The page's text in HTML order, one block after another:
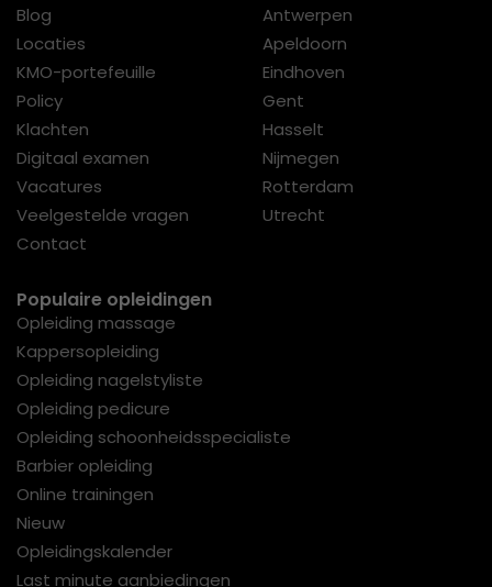
Blog
Locaties
KMO-portefeuille
Policy
Klachten
Digitaal examen
Vacatures
Veelgestelde vragen
Contact
Antwerpen
Apeldoorn
Eindhoven
Gent
Hasselt
Nijmegen
Rotterdam
Utrecht
Populaire opleidingen
Opleiding massage
Kappersopleiding
Opleiding nagelstyliste
Opleiding pedicure
Opleiding schoonheidsspecialiste
Barbier opleiding
Online trainingen
Nieuw
Opleidingskalender
Last minute aanbiedingen